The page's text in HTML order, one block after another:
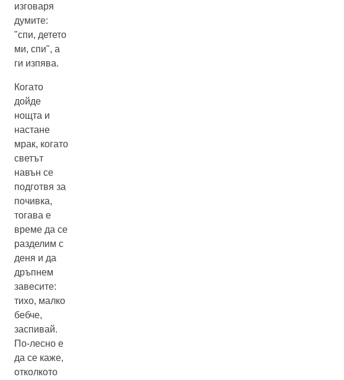
изговаря
думите:
"спи, детето
ми, спи", а
ги изпява.
Когато
дойде
нощта и
настане
мрак, когато
светът
навън се
подготвя за
почивка,
тогава е
време да се
разделим с
деня и да
дръпнем
завесите:
тихо, малко
бебче,
заспивай.
По-лесно е
да се каже,
отколкото